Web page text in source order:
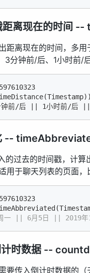
距离现在的时间
距离现在的时间，多
3分钟前/后、1小时前/
钟前/后 || 1小时前/后 ||
--
过去的时间戳，计
用于聊天列表的页面，
|| 6月5日 || 2019年
计时数据 --
要传入倒计时数据的